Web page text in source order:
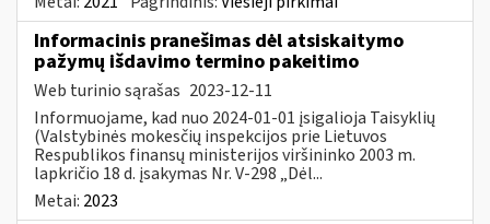
Informacinis pranešimas dėl atsiskaitymo
pažymų išdavimo termino pakeitimo
Web turinio sąrašas 2023-12-11
Informuojame, kad nuo 2024-01-01 įsigalioja Taisyklių
(Valstybinės mokesčių inspekcijos prie Lietuvos
Respublikos finansų ministerijos viršininko 2003 m.
lapkričio 18 d. įsakymas Nr. V-298 „Dėl...
Metai: 2023